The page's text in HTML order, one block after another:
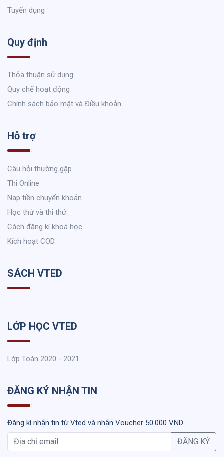
Tuyển dụng
Quy định
Thỏa thuận sử dụng
Quy chế hoạt động
Chính sách bảo mật và Điều khoản
Hỗ trợ
Câu hỏi thường gặp
Thi Online
Nạp tiền chuyển khoản
Học thử và thi thử
Cách đăng kí khoá học
Kích hoạt COD
SÁCH VTED
LỚP HỌC VTED
Lớp Toán 2020 - 2021
ĐĂNG KÝ NHẬN TIN
Đăng kí nhận tin từ Vted và nhận Voucher 50.000 VND
ĐĂNG KÝ